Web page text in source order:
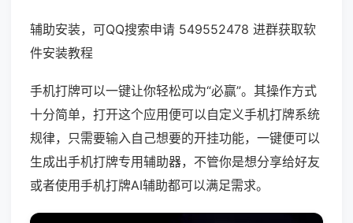
辅助安装，可QQ搜索申请 549552478 进群获取软
件安装教程
手机打牌可以一键让你轻松成为“必赢”。其操作方式
十分简单，打开这个应用便可以自定义手机打牌系统
规律，只需要输入自己想要的开挂功能，一键便可以
生成出手机打牌专用辅助器，不管你是想分享给好友
或者使用手机打牌AI辅助都可以满足需求。